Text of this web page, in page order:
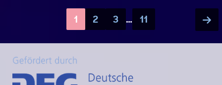
1 2 3 … 11